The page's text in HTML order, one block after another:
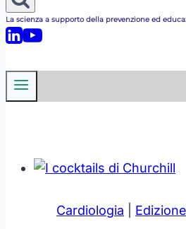
La scienza a supporto della prevenzione ed
Cardiologia